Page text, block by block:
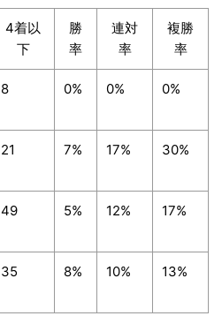
4着以
下
勝
率
連対
率
複勝
率
8 0% 0% 0%
21 7% 17% 30%
49 5% 12% 17%
35 8% 10% 13%